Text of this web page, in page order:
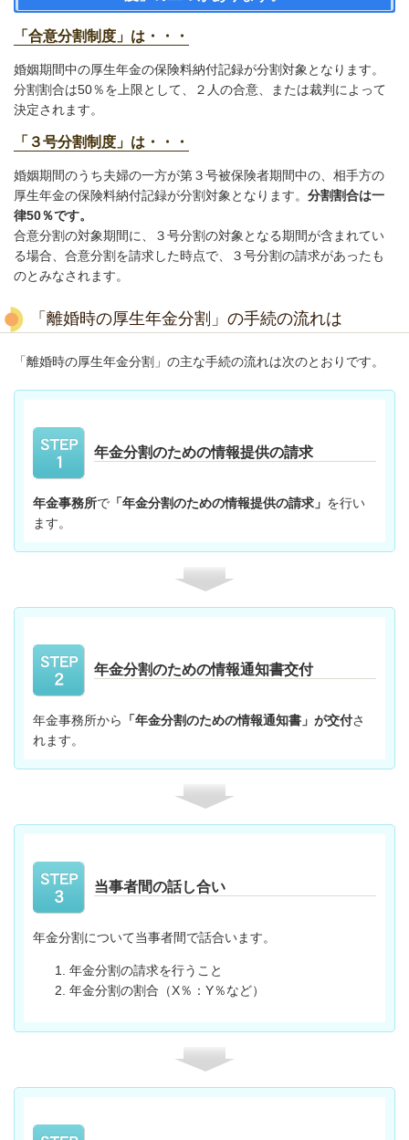
「合意分割制度」は・・・
婚姻期間中の厚生年金の保険料納付記録が分割対象となります。
分割割合は50％を上限として、２人の合意、または裁判によって
決定されます。
「３号分割制度」は・・・
婚姻期間のうち夫婦の一方が第３号被保険者期間中の、相手方の
厚生年金の保険料納付記録が分割対象となります。 分割割合は一
律50％です。
合意分割の対象期間に、３号分割の対象となる期間が含まれてい
る場合、合意分割を請求した時点で、３号分割の請求があったも
のとみなされます。
「離婚時の厚生年金分割」の手続の流れは
「離婚時の厚生年金分割」の主な手続の流れは次のとおりです。
年金分割のための情報提供の請求
年金事務所で 「年金分割のための情報提供の請求」 を行い
ます。
年金分割のための情報通知書交付
年金事務所から 「年金分割のための情報通知書」が交付さ
れます。
当事者間の話し合い
年金分割について当事者間で話合います。
年金分割の請求を行うこと
年金分割の割合（X％：Y％など）